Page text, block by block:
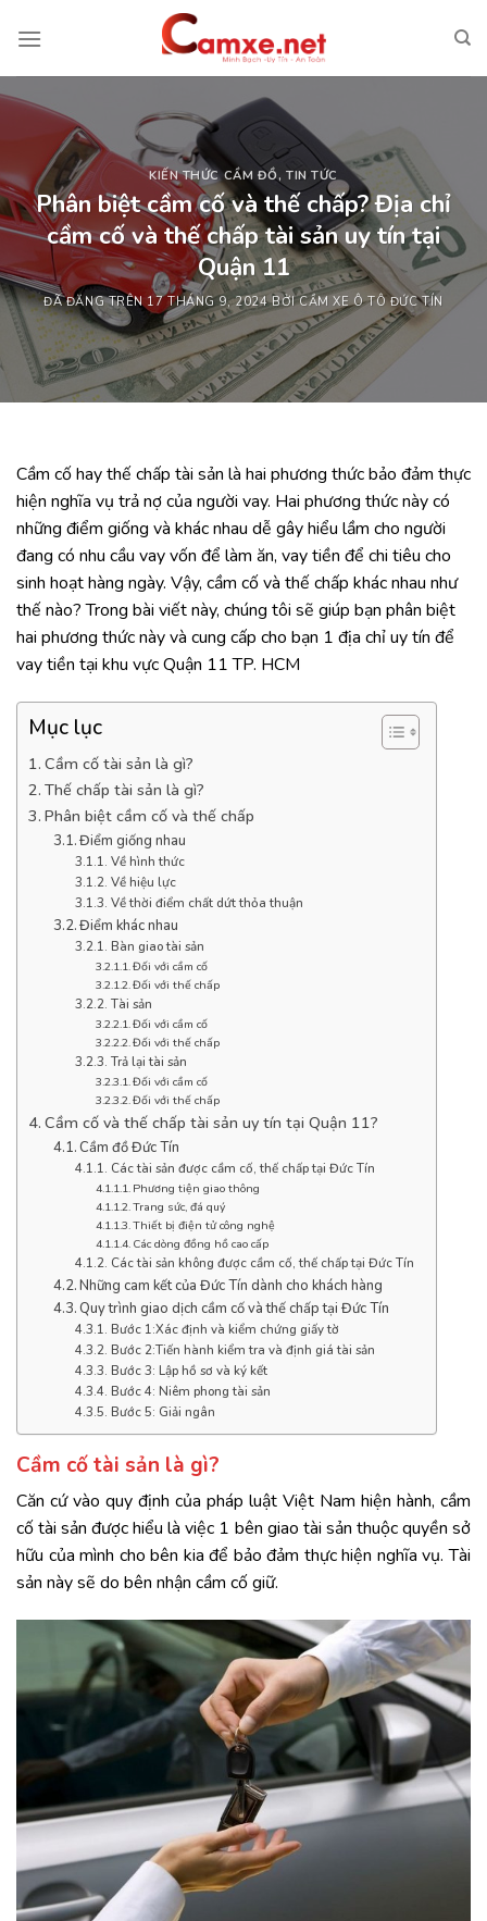
đến
dung
KIẾN THỨC CẦM ĐỒ,TIN TỨC
Phân biệt cầm cố và thế chấp? Địa chỉ
cầm cố và thế chấp tài sản uy tín tại
Quận 11
ĐÃ ĐĂNG TRÊN 17 THÁNG 9, 2024 BỞICẦM XE Ô TÔ ĐỨC TÍN
Cầm cố hay thế chấp tài sản là hai phương thức bảo đảm thực
hiện nghĩa vụ trả nợ của người vay. Hai phương thức này có
những điểm giống và khác nhau dễ gây hiểu lầm cho người
đang có nhu cầu vay vốn để làm ăn, vay tiền để chi tiêu cho
sinh hoạt hàng ngày. Vậy, cầm cố và thế chấp khác nhau như
thế nào? Trong bài viết này, chúng tôi sẽ giúp bạn phân biệt
hai phương thức này và cung cấp cho bạn 1 địa chỉ uy tín để
vay tiền tại khu vực Quận 11 TP. HCM
Mục lục
Cầm cố tài sản là gì?
Thế chấp tài sản là gì?
Phân biệt cầm cố và thế chấp
Điểm giống nhau
Về hình thức
Về hiệu lực
Về thời điểm chất dứt thỏa thuận
Điểm khác nhau
Bàn giao tài sản
Đối với cầm cố
Đối với thế chấp
Tài sản
Đối với cầm cố
Đối với thế chấp
Trả lại tài sản
Đối với cầm cố
Đối với thế chấp
Cầm cố và thế chấp tài sản uy tín tại Quận 11?
Cầm đồ Đức Tín
Các tài sản được cầm cố, thế chấp tại Đức Tín
Phương tiện giao thông
Trang sức, đá quý
Thiết bị điện tử công nghệ
Các dòng đồng hồ cao cấp
Các tài sản không được cầm cố, thế chấp tại Đức Tín
Những cam kết của Đức Tín dành cho khách hàng
Quy trình giao dịch cầm cố và thế chấp tại Đức Tín
Bước 1:Xác định và kiểm chứng giấy tờ
Bước 2:Tiến hành kiểm tra và định giá tài sản
Bước 3: Lập hồ sơ và ký kết
Bước 4: Niêm phong tài sản
Bước 5: Giải ngân
Cầm cố tài sản là gì?
Căn cứ vào quy định của pháp luật Việt Nam hiện hành, cầm
cố tài sản được hiểu là việc 1 bên giao tài sản thuộc quyền sở
hữu của mình cho bên kia để bảo đảm thực hiện nghĩa vụ. Tài
sản này sẽ do bên nhận cầm cố giữ.